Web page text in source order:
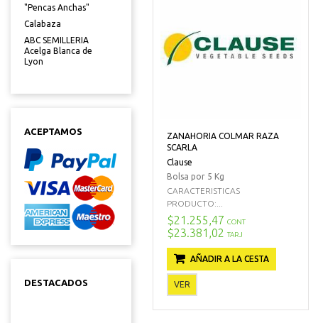
"Pencas Anchas"
Calabaza
ABC SEMILLERIA
Acelga Blanca de
Lyon
ACEPTAMOS
DESTACADOS
ZANAHORIA COLMAR RAZA
SCARLA
Clause
Bolsa por 5 Kg
CARACTERISTICAS
PRODUCTO:...
$21.255,47 CONT
$23.381,02 TARJ
AÑADIR A LA CESTA
VER